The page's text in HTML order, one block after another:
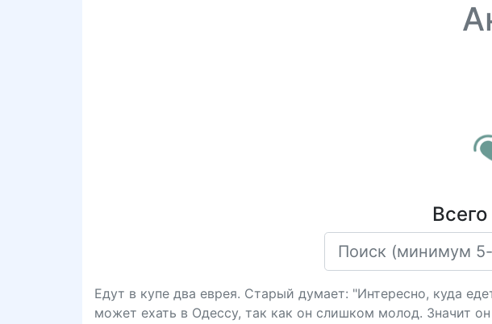
Едут в купе два еврея. Старый думает: "Интересно, куда
может ехать в Одессу, так как он слишком молод. Значит